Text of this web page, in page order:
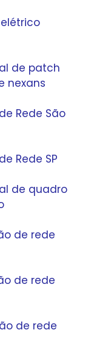
de patch
nexans
Rede São
Rede SP
de quadro
de rede
de rede
de rede